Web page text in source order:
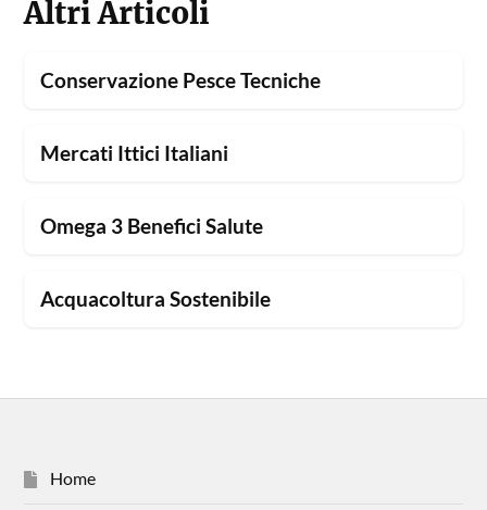
Altri Articoli
Conservazione Pesce Tecniche
Mercati Ittici Italiani
Omega 3 Benefici Salute
Acquacoltura Sostenibile
Home